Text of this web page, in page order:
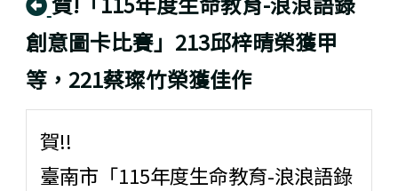
創意圖卡比賽」213邱梓晴榮獲甲
等，221蔡璨竹榮獲佳作
賀!!
臺南市「115年度生命教育-浪浪語錄